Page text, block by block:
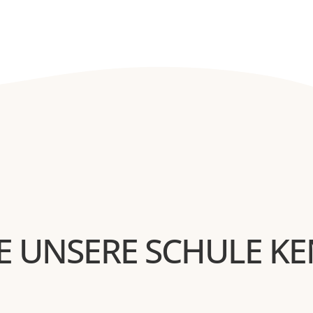
UNSERE SCHULE